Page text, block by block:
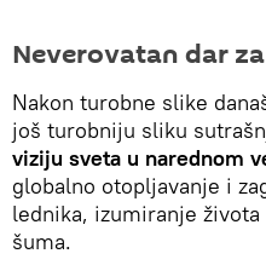
Neverovatan dar
Nakon turobne slike
još turobniju sliku
viziju sveta u narednom
globalno otopljavanje i
lednika, izumiranje
šuma.